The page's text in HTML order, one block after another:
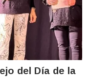
del Día de la